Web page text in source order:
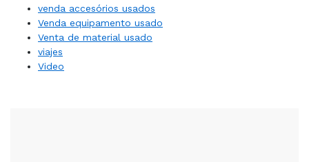
venda accesórios usados
Venda equipamento usado
Venta de material usado
viajes
Video